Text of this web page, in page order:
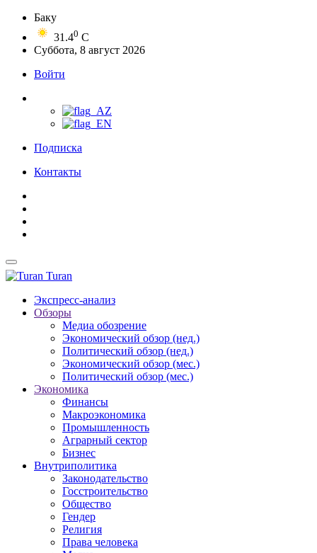
Баку
31.40 C
Суббота, 8 август 2026
Войти
Подписка
Контакты
Turan
Экспресс-анализ
Обзоры
Медиа обозрение
Экономический обзор (нед.)
Политический обзор (нед.)
Экономический обзор (мес.)
Политический обзор (мес.)
Экономика
Финансы
Макроэкономика
Промышленность
Аграрный сектор
Бизнес
Внутриполитика
Законодательство
Госстроительство
Общество
Гендер
Религия
Права человека